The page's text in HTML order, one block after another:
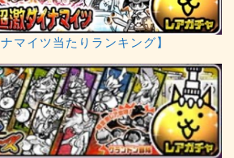
ナマイツ当たりランキング】